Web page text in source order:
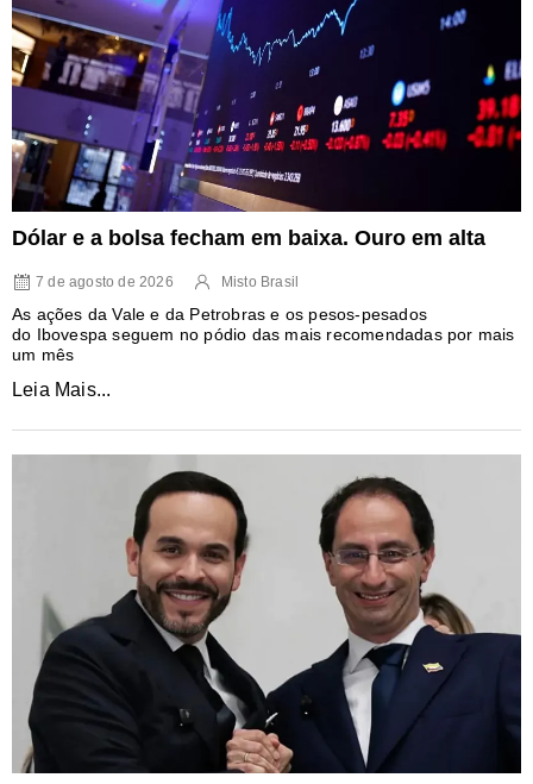
Dólar e a bolsa fecham em baixa. Ouro em alta
7 de agosto de 2026 Misto Brasil
As ações da Vale e da Petrobras e os pesos-pesados
do Ibovespa seguem no pódio das mais recomendadas por mais
um mês
Leia Mais...